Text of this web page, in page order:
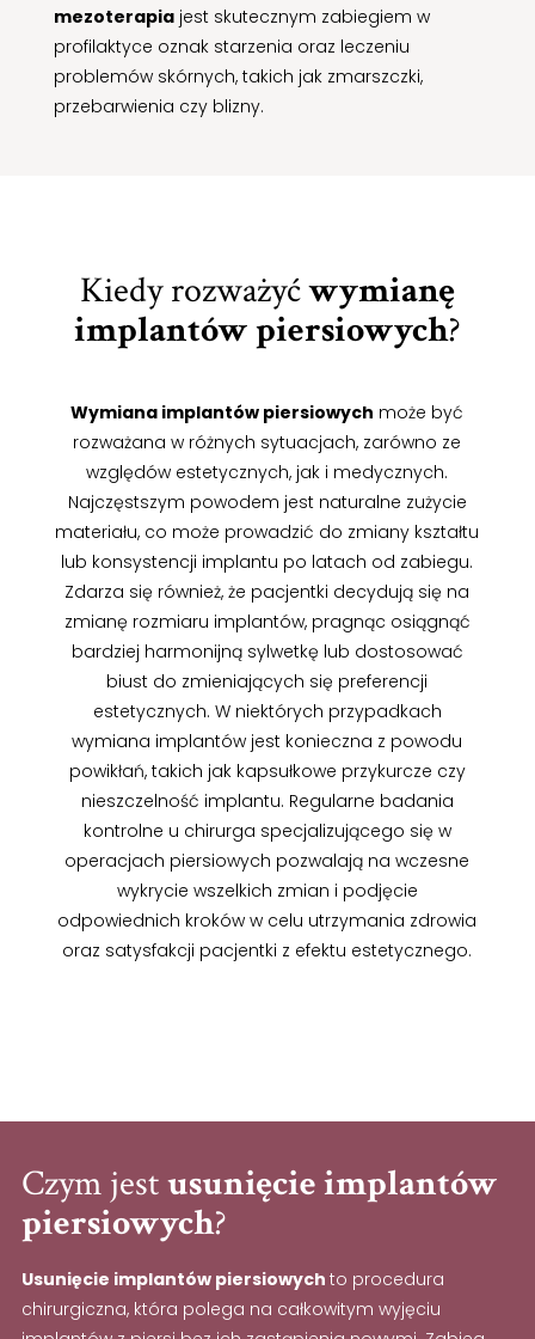
mezoterapiajest skutecznym zabiegiem w
profilaktyce oznak starzenia oraz leczeniu
problemów skórnych, takich jak zmarszczki,
przebarwienia czy blizny.
Kiedy rozważyćwymianę
implantów piersiowych?
Wymiana implantów piersiowych może być
rozważana w różnych sytuacjach, zarówno ze
względów estetycznych, jak i medycznych.
Najczęstszym powodem jest naturalne zużycie
materiału, co może prowadzić do zmiany kształtu
lub konsystencji implantu po latach od zabiegu.
Zdarza się również, że pacjentki decydują się na
zmianę rozmiaru implantów, pragnąc osiągnąć
bardziej harmonijną sylwetkę lub dostosować
biust do zmieniających się preferencji
estetycznych. W niektórych przypadkach
wymiana implantów jest konieczna z powodu
powikłań, takich jak kapsułkowe przykurcze czy
nieszczelność implantu. Regularne badania
kontrolne u chirurga specjalizującego się w
operacjach piersiowych pozwalają na wczesne
wykrycie wszelkich zmian i podjęcie
odpowiednich kroków w celu utrzymania zdrowia
oraz satysfakcji pacjentki z efektu estetycznego.
Czym jestusunięcie implantów
piersiowych?
Usunięcie implantów piersiowych to procedura
chirurgiczna, która polega na całkowitym wyjęciu